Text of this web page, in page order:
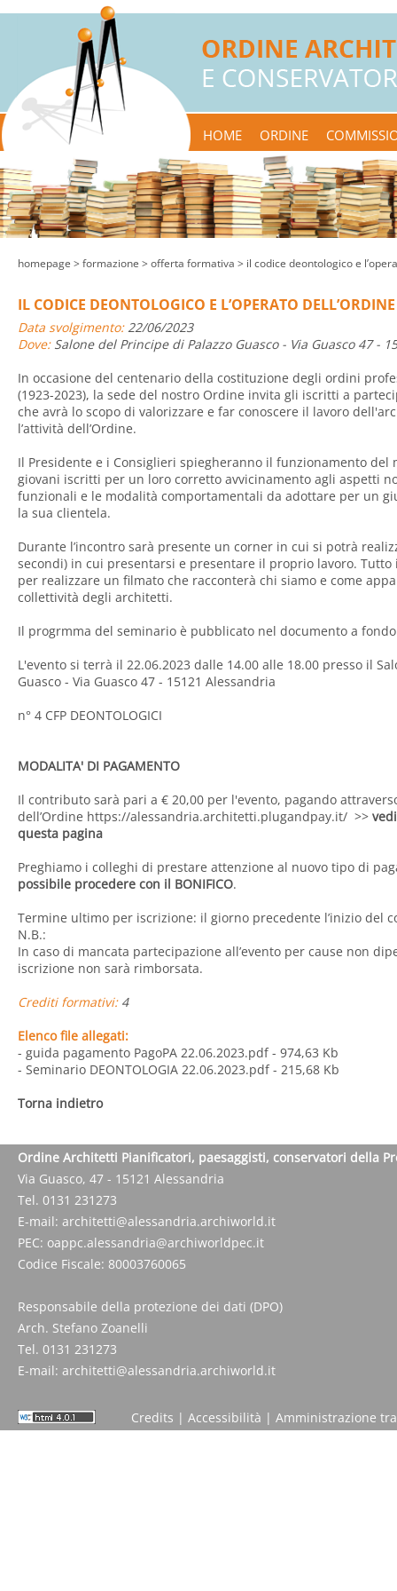
HOME ORDINE
homepage > formazione > offerta formativa > il codice deontologico e
IL CODICE DEONTOLOGICO E L’OPERATO DELL’ORDINE
Data svolgimento:22/06/2023
Dove:Salone del Principe di Palazzo Guasco - Via Guasco 47 -
In occasione del centenario della costituzione degli ordini
(1923-2023), la sede del nostro Ordine invita gli iscritti a
che avrà lo scopo di valorizzare e far conoscere il lavoro
l’attività dell’Ordine.
Il Presidente e i Consiglieri spiegheranno il funzionamento del
giovani iscritti per un loro corretto avvicinamento agli aspetti
funzionali e le modalità comportamentali da adottare per un
la sua clientela.
Durante l’incontro sarà presente un corner in cui si potrà
secondi) in cui presentarsi e presentare il proprio lavoro.
per realizzare un filmato che racconterà chi siamo e come
collettività degli architetti.
Il progrmma del seminario è pubblicato nel documento a
L'evento si terrà il 22.06.2023 dalle 14.00 alle 18.00 presso il
Guasco - Via Guasco 47 - 15121 Alessandria
n° 4 CFP DEONTOLOGICI
MODALITA' DI PAGAMENTO
Il contributo sarà pari a € 20,00 per l'evento, pagando
dell’Ordine https://alessandria.architetti.plugandpay.it/ >>
questa pagina
Preghiamo i colleghi di prestare attenzione al nuovo tipo di
possibile procedere con il BONIFICO.
Termine ultimo per iscrizione: il giorno precedente l’inizio del
N.B.:
In caso di mancata partecipazione all’evento per cause non
iscrizione non sarà rimborsata.
Crediti formativi:4
Elenco file allegati:
- guida pagamento PagoPA 22.06.2023.pdf- 974,63 Kb
- Seminario DEONTOLOGIA 22.06.2023.pdf- 215,68 Kb
Torna indietro
Ordine Architetti Pianificatori, paesaggisti, conservatori della
Via Guasco, 47 - 15121 Alessandria
Tel. 0131 231273
E-mail: architetti@alessandria.archiworld.it
PEC: oappc.alessandria@archiworldpec.it
Codice Fiscale: 80003760065
Responsabile della protezione dei dati (DPO)
Arch. Stefano Zoanelli
Tel. 0131 231273
E-mail: architetti@alessandria.archiworld.it
Credits | Accessibilità | Amministrazione